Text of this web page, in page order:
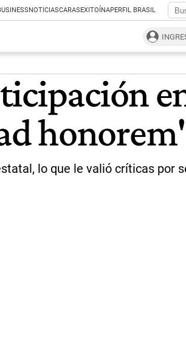
NOTICIASCARASEXITOÍNAPERFIL BRASIL
lo que le valió críticas por